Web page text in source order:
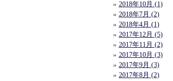
2018年10月 (1)
2018年7月 (2)
2018年4月 (1)
2017年12月 (5)
2017年11月 (2)
2017年10月 (3)
2017年9月 (3)
2017年8月 (2)